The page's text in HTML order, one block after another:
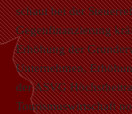
schaut bei der
Gegenfinanzierung
Erhöhung der
Unternehmen,
der ASVG
Tourismuswirtschaft